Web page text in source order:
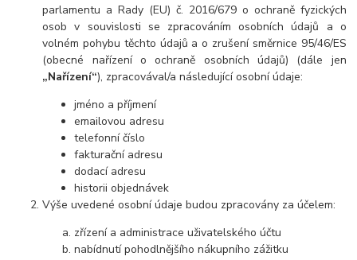
parlamentu a Rady (EU) č. 2016/679 o ochraně fyzických
osob v souvislosti se zpracováním osobních údajů a o
volném pohybu těchto údajů a o zrušení směrnice 95/46/ES
(obecné nařízení o ochraně osobních údajů) (dále jen
„Nařízení“), zpracovával/a následující osobní údaje:
jméno a příjmení
emailovou adresu
telefonní číslo
fakturační adresu
dodací adresu
historii objednávek
Výše uvedené osobní údaje budou zpracovány za účelem:
zřízení a administrace uživatelského účtu
nabídnutí pohodlnějšího nákupního zážitku